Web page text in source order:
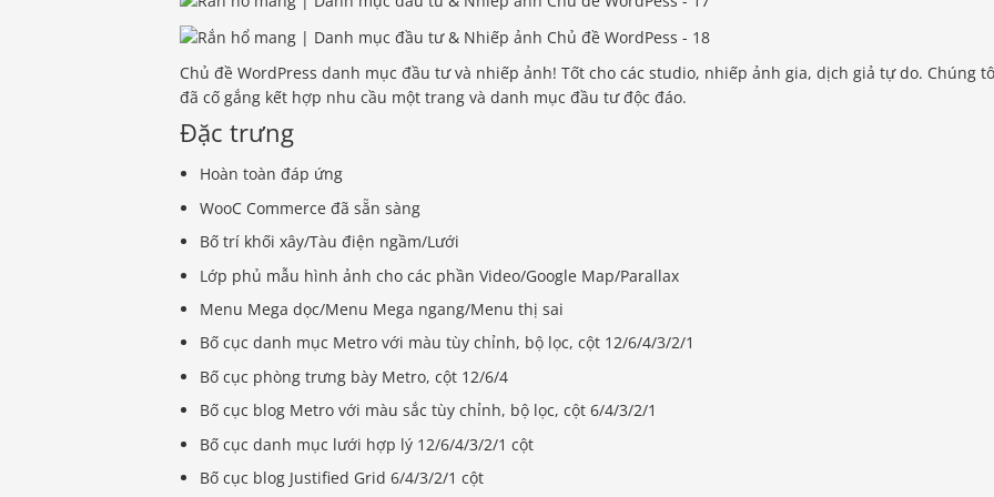
Chủ đề WordPress danh mục đầu tư và nhiếp ảnh! Tốt cho các studio, nhiếp ảnh gia, dịch giả tự do. Chúng
đã cố gắng kết hợp nhu cầu một trang và danh mục đầu tư độc đáo.
Đặc trưng
Hoàn toàn đáp ứng
WooC Commerce đã sẵn sàng
Bố trí khối xây/Tàu điện ngầm/Lưới
Lớp phủ mẫu hình ảnh cho các phần Video/Google Map/Parallax
Menu Mega dọc/Menu Mega ngang/Menu thị sai
Bố cục danh mục Metro với màu tùy chỉnh, bộ lọc, cột 12/6/4/3/2/1
Bố cục phòng trưng bày Metro, cột 12/6/4
Bố cục blog Metro với màu sắc tùy chỉnh, bộ lọc, cột 6/4/3/2/1
Bố cục danh mục lưới hợp lý 12/6/4/3/2/1 cột
Bố cục blog Justified Grid 6/4/3/2/1 cột